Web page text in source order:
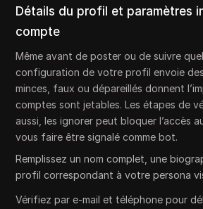
Détails du profil et paramètres
compte
Même avant de poster ou de suivre
configuration de votre profil envoie
minces, faux ou dépareillés donnent
comptes sont jetables. Les étapes de
aussi, les ignorer peut bloquer l’accès
vous faire être signalé comme bot.
Remplissez un nom complet, une
profil correspondant à votre persona
Vérifiez par e-mail et téléphone pour